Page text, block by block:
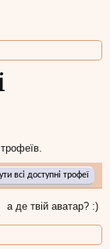
всі доступні трофеї
а де твій аватар? :)